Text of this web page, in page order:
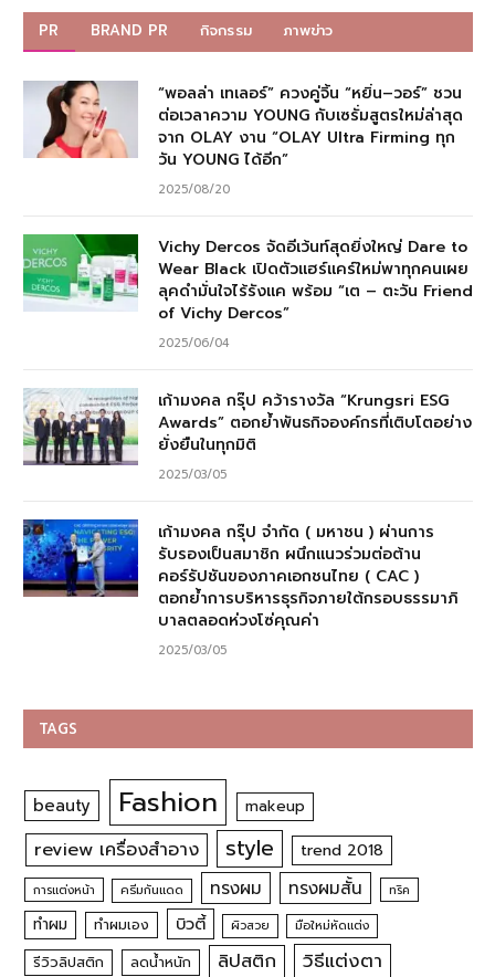
PR BRAND PR กิจกรรม ภาพข่าว
“พอลล่า เทเลอร์” ควงคู่จิ้น “หยิ่น–วอร์” ชวน
ต่อเวลาความ YOUNG กับเซรั่มสูตรใหม่ล่าสุด
จาก OLAY งาน “OLAY Ultra Firming ทุก
วัน YOUNG ได้อีก”
2025/08/20
Vichy Dercos จัดอีเว้นท์สุดยิ่งใหญ่ Dare to
Wear Black เปิดตัวแฮร์แคร์ใหม่พาทุกคนเผย
ลุคดำมั่นใจไร้รังแค พร้อม “เต – ตะวัน Friend
of Vichy Dercos”
2025/06/04
เก้ามงคล กรุ๊ป คว้ารางวัล “Krungsri ESG
Awards” ตอกย้ำพันธกิจองค์กรที่เติบโตอย่าง
ยั่งยืนในทุกมิติ
2025/03/05
เก้ามงคล กรุ๊ป จำกัด ( มหาชน ) ผ่านการ
รับรองเป็นสมาชิก ผนึกแนวร่วมต่อต้าน
คอร์รัปชันของภาคเอกชนไทย ( CAC )
ตอกย้ำการบริหารธุรกิจภายใต้กรอบธรรมาภิ
บาลตลอดห่วงโซ่คุณค่า
2025/03/05
TAGS
beauty Fashion makeup
review เครื่องสำอาง style trend 2018
การแต่งหน้า ครีมกันแดด ทรงผม ทรงผมสั้น ทริค
ทำผม ทำผมเอง บิวตี้ ผิวสวย มือใหม่หัดแต่ง
รีวิวลิปสติก ลดน้ำหนัก ลิปสติก วิธีแต่งตา